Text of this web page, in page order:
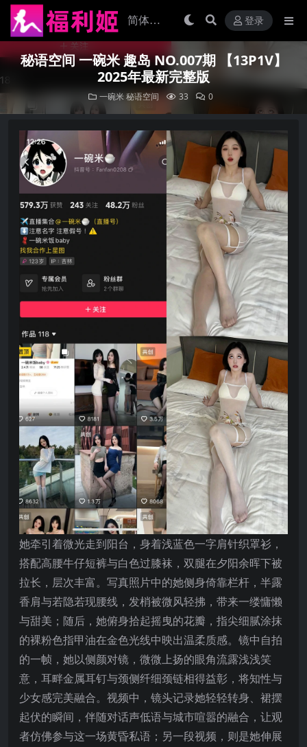
登录
秘语空间 一碗米 趣岛 NO.007期 【13P1V】
2025年最新完整版
一碗米秘语空间 33 0
她牵引着微光走到阳台，身着浅蓝色一字肩针织罩衫，
搭配高腰牛仔短裤与白色过膝袜，双腿在夕阳余晖下被
拉长，层次丰富。写真照片中的她侧身倚靠栏杆，半露
香肩与若隐若现腰线，发梢被微风轻拂，带来一缕慵懒
与甜美；随后，她俯身拾起摇曳的花瓣，指尖细腻涂抹
的裸粉色指甲油在金色光线中映出温柔质感。镜中自拍
的一帧，她以侧颜对镜，微微上扬的眼角流露浅浅笑
意，耳畔金属耳钉与颈侧纤细颈链相得益彰，将知性与
少女感完美融合。视频中，镜头记录她轻轻转身、裙摆
起伏的瞬间，伴随对话声低语与城市喧嚣的融合，让观
者仿佛参与这一场黄昏私语；另一段视频，则是她伸展